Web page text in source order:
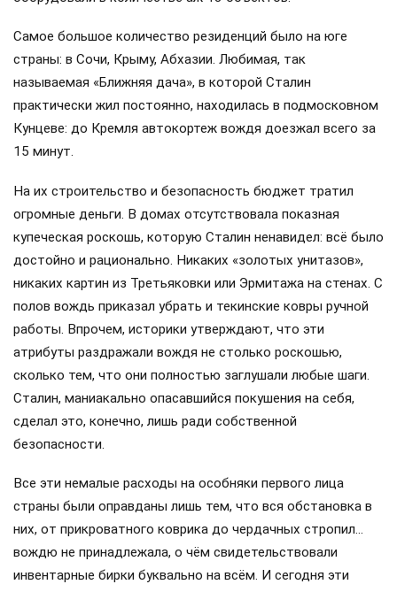
Самое большое количество резиденций было на юге
страны: в Сочи, Крыму, Абхазии. Любимая, так
называемая «Ближняя дача», в которой Сталин
практически жил постоянно, находилась в подмосковном
Кунцеве: до Кремля автокортеж вождя доезжал всего за
15 минут.
На их строительство и безопасность бюджет тратил
огромные деньги. В домах отсутствовала показная
купеческая роскошь, которую Сталин ненавидел: всё было
достойно и рационально. Никаких «золотых унитазов»,
никаких картин из Третьяковки или Эрмитажа на стенах. С
полов вождь приказал убрать и текинские ковры ручной
работы. Впрочем, историки утверждают, что эти
атрибуты раздражали вождя не столько роскошью,
сколько тем, что они полностью заглушали любые шаги.
Сталин, маниакально опасавшийся покушения на себя,
сделал это, конечно, лишь ради собственной
безопасности.
Все эти немалые расходы на особняки первого лица
страны были оправданы лишь тем, что вся обстановка в
них, от прикроватного коврика до чердачных стропил…
вождю не принадлежала, о чём свидетельствовали
инвентарные бирки буквально на всём. И сегодня эти